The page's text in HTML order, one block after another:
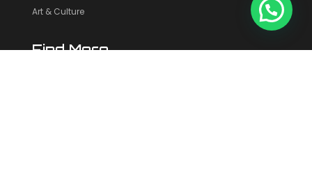
Art & Culture
Find More